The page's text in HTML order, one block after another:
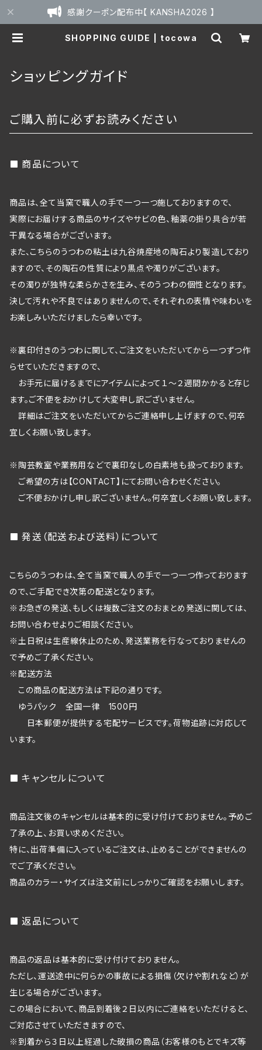
感謝クーポン配布中【 KANSHA2026 】
SHOPPING GUIDE | tocowa
ショッピングガイド
ご購入前に必ずお読みください
商品について
商品は、全て当窯で職人の手で一つ一つ施しておりますので、
実際にお届けする商品のサイズやサビの色、釉薬の掛り具合が若
干異なる場合がございます。
また、こちらのうつわの粘土は九谷焼産地の陶石より製造しており
ますので、その陶石の性質により黒点や濁りがございます。
その濁りが独特な柔らかさを生み、そのうつわの個性となります。
決して汚れや不良ではありませんので、それぞれの表情や味わいを
お楽しみいただけましたら幸いです。
※裏印付きのうつわに関して、ご注文をいただいてから一つずつ作
らせていただきますので、
お手元に届けるまでにアイテムによって１～２週間かかると存じ
ます。ご不便をおかけして大変申し訳ございません。
詳細はご注文をいただいてからご連絡申し上げますので、何卒
宜しくお願い致します。
※陶芸教室や業務用などで裏印なしの白素地も扱っております。
ご希望の方は【CONTACT】にてお問い合わせください。
ご不便おかけし申し訳ございません。何卒宜しくお願い致します。
発送（配送および送料）について
こちらのうつわは、全て当窯で職人の手で一つ一つ作っております
ので、ご手配でき次第の配送となります。
※お急ぎの発送、もしくは複数ご注文のおまとめ発送に関しては、
お問い合わせよりご相談ください。
※土日祝は生産線休止のため、発送業務を行なっておりませんの
で予めご了承ください。
※配送方法
この商品の配送方法は下記の通りです。
ゆうパック 全国一律 1500円
日本郵便が提供する宅配サービスです。荷物追跡に対応して
います。
キャンセルについて
商品注文後のキャンセルは基本的に受け付けておりません。予めご
了承の上、お買い求めください。
特に、出荷準備に入っているご注文は、止めることができませんの
でご了承ください。
商品のカラー・サイズは注文前にしっかりご確認をお願いします。
返品について
商品の返品は基本的に受け付けておりません。
ただし、運送途中に何らかの事故による損傷（欠けや割れなど）が
生じる場合がございます。
この場合において、商品到着後２日以内にご連絡をいただけると、
ご対応させていただきますので、
※到着から３日以上経過した破損の商品（お客様のもとでキズ等